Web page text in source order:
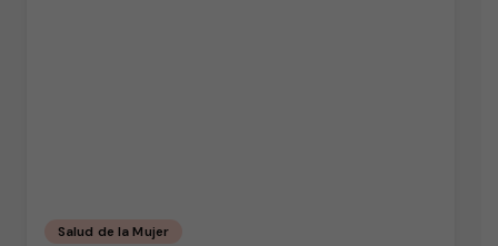
Salud de la Mujer